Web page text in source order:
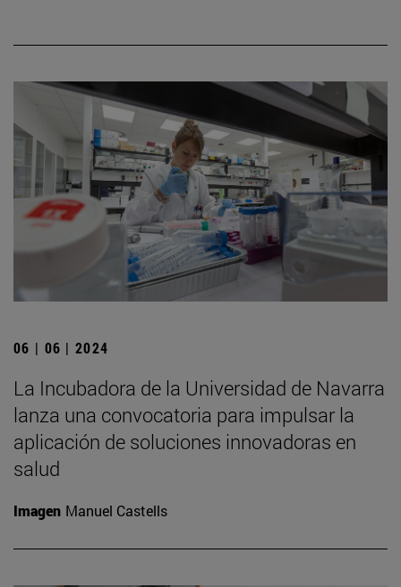
06 | 06 | 2024
La Incubadora de la Universidad de Navarra
lanza una convocatoria para impulsar la
aplicación de soluciones innovadoras en
salud
Imagen Manuel Castells